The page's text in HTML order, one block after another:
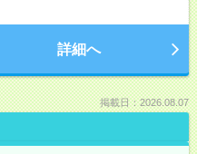
詳細へ
掲載日：2026.08.07